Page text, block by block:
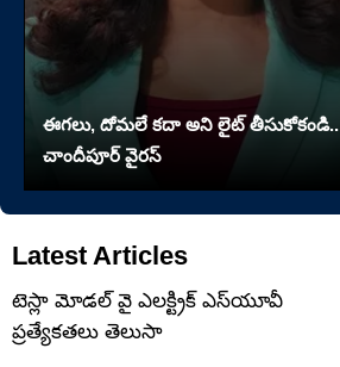
ఈగలు, దోమలే కదా అని లైట్ తీసుకోకండి..
చాందీపూర్ వైరస్
Latest Articles
టెస్లా మోడల్ వై ఎలక్ట్రిక్ ఎస్‌యూవీ
ప్రత్యేకతలు తెలుసా